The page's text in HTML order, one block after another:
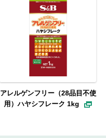
アレルゲンフリー（28品目不使
用）ハヤシフレーク 1kg